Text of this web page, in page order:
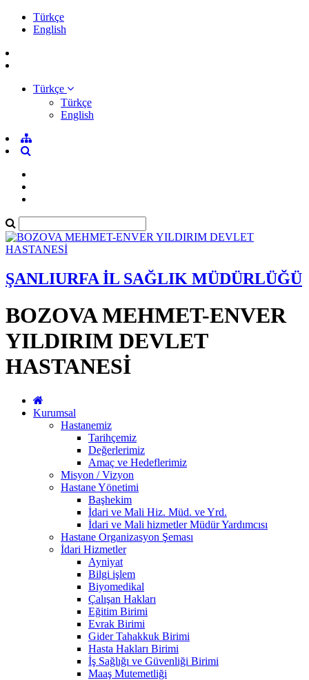
Türkçe
English
Türkçe
Türkçe
English
ŞANLIURFA İL SAĞLIK MÜDÜRLÜĞÜ
BOZOVA MEHMET-ENVER
YILDIRIM DEVLET
HASTANESİ
Kurumsal
Hastanemiz
Tarihçemiz
Değerlerimiz
Amaç ve Hedeflerimiz
Misyon / Vizyon
Hastane Yönetimi
Başhekim
İdari ve Mali Hiz. Müd. ve Yrd.
İdari ve Mali hizmetler Müdür Yardımcısı
Hastane Organizasyon Şeması
İdari Hizmetler
Ayniyat
Bilgi işlem
Biyomedikal
Çalışan Hakları
Eğitim Birimi
Evrak Birimi
Gider Tahakkuk Birimi
Hasta Hakları Birimi
İş Sağlığı ve Güvenliği Birimi
Maaş Mutemetliği